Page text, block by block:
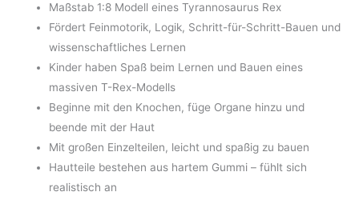
Maßstab 1:8 Modell eines Tyrannosaurus Rex
Fördert Feinmotorik, Logik, Schritt-für-Schritt-Bauen und
wissenschaftliches Lernen
Kinder haben Spaß beim Lernen und Bauen eines
massiven T-Rex-Modells
Beginne mit den Knochen, füge Organe hinzu und
beende mit der Haut
Mit großen Einzelteilen, leicht und spaßig zu bauen
Hautteile bestehen aus hartem Gummi – fühlt sich
realistisch an